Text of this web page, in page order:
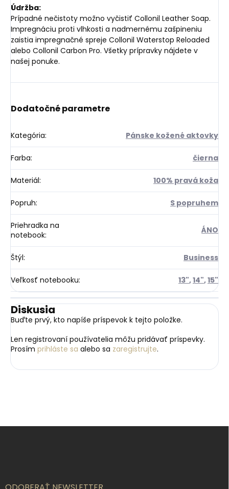
Údržba:
Prípadné nečistoty možno vyčistiť Collonil Leather Soap.
Impregnáciu proti vlhkosti a nadmernému zašpineniu
zaistia impregnačné spreje Collonil Waterstop Reloaded
alebo Collonil Carbon Pro. Všetky prípravky nájdete v
našej ponuke.
Dodatočné parametre
Kategória: Pánske kožené aktovky
Farba: čierna
Materiál: 100% pravá koža
Popruh: S popruhem
Priehradka na
notebook: ÁNO
Štýl: Business
Veľkosť notebooku: 13",14",15"
Diskusia
Buďte prvý, kto napíše príspevok k tejto položke.
Len registrovaní používatelia môžu pridávať príspevky.
Prosím prihláste sa alebo sa zaregistrujte.